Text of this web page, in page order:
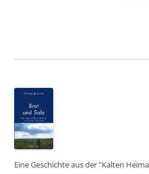
Eine Geschichte aus der "Kalten